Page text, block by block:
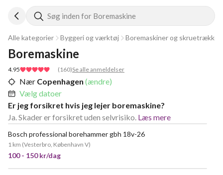
Søg inden for Boremaskine
Alle kategorier Byggeri og værktøj Boremaskiner og
4.95 ( 160)Se alle anmeldelser
Boremaskine
Nær Copenhagen (ændre)
Vælg datoer
Er jeg forsikret hvis jeg lejer boremaskine?
Ja. Skader er forsikret uden selvrisiko. Læs mere
Bosch professional borehammer gbh 18v-26
1 km (Vesterbro, København V)
100 - 150 kr/dag